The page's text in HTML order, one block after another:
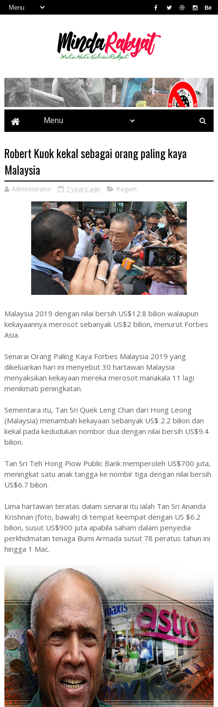
Robert Kuok kekal sebagai orang paling kaya
Malaysia
Administrator 7 years ago Ragam
Malaysia 2019 dengan nilai bersih US$12.8 bilion walaupun
kekayaannya merosot sebanyak US$2 bilion, menurut Forbes
Asia.
Senarai Orang Paling Kaya Forbes Malaysia 2019 yang
dikeluarkan hari ini menyebut 30 hartawan Malaysia
menyaksikan kekayaan mereka merosot manakala 11 lagi
menikmati peningkatan.
Sementara itu, Tan Sri Quek Leng Chan dari Hong Leong
(Malaysia) menambah kekayaan sebanyak US$ 2.2 bilion dan
kekal pada kedudukan nombor dua dengan nilai bersih US$9.4
bilion.
Tan Sri Teh Hong Piow Public Bank memperoleh US$700 juta,
meningkat satu anak tangga ke nombir tiga dengan nilai bersih
US$6.7 bilion.
Lima hartawan teratas dalam senarai itu ialah Tan Sri Ananda
Krishnan (foto, bawah) di tempat keempat dengan US $6.2
bilion, susut US$900 juta apabila saham dalam penyedia
perkhidmatan tenaga Bumi Armada susut 78 peratus tahun ini
hingga 1 Mac.